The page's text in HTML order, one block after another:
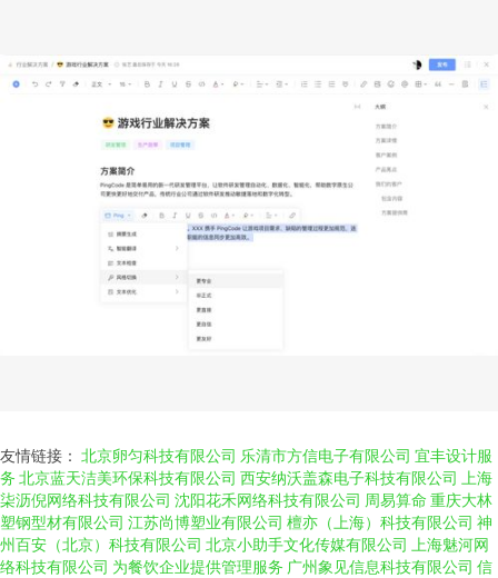
友情链接： 北京卵匀科技有限公司 乐清市方信电子有限公司 宜丰设计服
务 北京蓝天洁美环保科技有限公司 西安纳沃盖森电子科技有限公司
上海
柒沥倪网络科技有限公司 沈阳花禾网络科技有限公司 周易算命 重庆大林
塑钢型材有限公司 江苏尚博塑业有限公司 檀亦（上海）科技有限公司 神
州百安（北京）科技有限公司 北京小助手文化传媒有限公司
上海魅河网
络科技有限公司 为餐饮企业提供管理服务 广州象见信息科技有限公司 信